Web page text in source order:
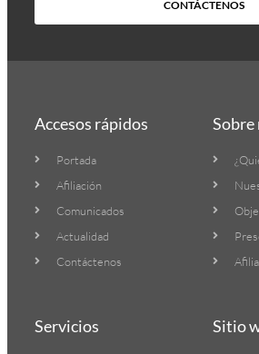
CONTÁCTENOS
Accesos rápidos
Portada
Afiliación
Comunicados
Actualidad
Contáctenos
Sobre
Servicios Sitio